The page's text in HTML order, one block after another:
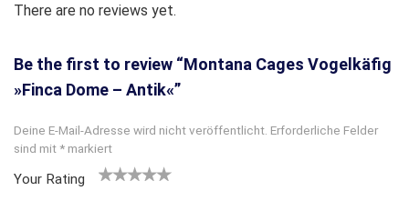
There are no reviews yet.
Be the first to review “Montana Cages Vogelkäfig
»Finca Dome – Antik«”
Deine E-Mail-Adresse wird nicht veröffentlicht. Erforderliche Felder
sind mit * markiert
Your Rating